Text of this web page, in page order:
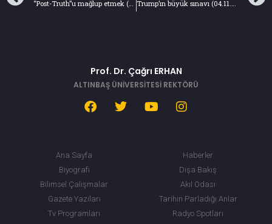
“Post-Truth”u mağlup etmek (28.10.2018) Türkiye Gazetesi Trump’ın büyük sınavı (04.11.2018) Türkiye Gazetesi
Prof. Dr. Çağrı ERHAN
ALTINBAŞ ÜNİVERSİTESİ REKTÖRÜ
Ana Sayfa
Biyografi
Bilimsel Çalışmalar
Gazete Yazıları
Tv Programları
Haberler
Dışa Bakış
Akıl Odası
Tarihin Parladığı Anlar
Radyo Spotları